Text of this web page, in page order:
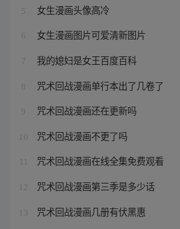
5 女生漫画头像高冷
6 女生漫画图片可爱清新图片
7 我的媳妇是女王百度百科
8 咒术回战漫画单行本出了几卷了
9 咒术回战漫画还在更新吗
10 咒术回战漫画不更了吗
咒术回战漫画在线全集免费观看
12 咒术回战漫画第三季是多少话
13 咒术回战漫画几册有伏黑惠